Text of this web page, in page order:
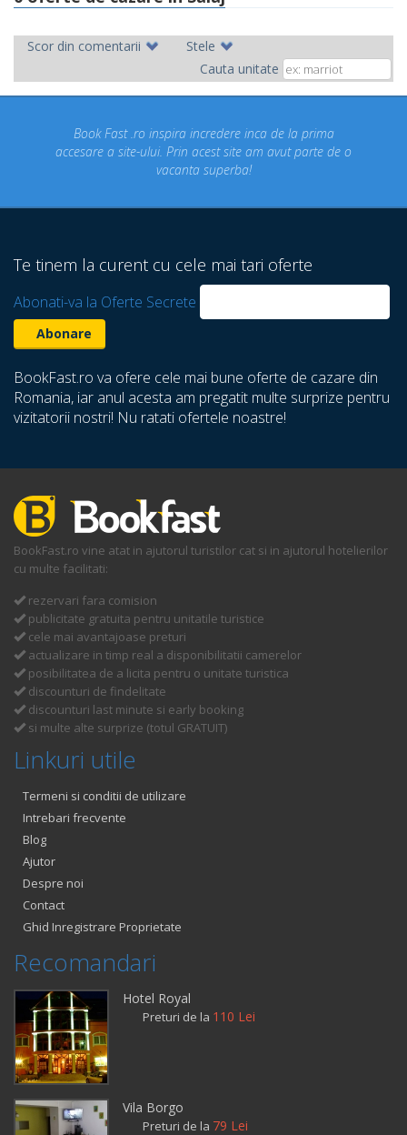
Scor din comentarii
Stele
Cauta unitate
Fast .ro inspira incredere inca de la prima
a site-ului. Prin acest site am avut parte de o
vacanta superba!
Te tinem la curent cu cele mai tari oferte
Abonati-va la Oferte Secrete
BookFast.ro va ofere cele mai bune oferte de cazare din
Romania, iar anul acesta am pregatit multe surprize pentru
vizitatorii nostri! Nu ratati ofertele noastre!
BookFast.ro vine atat in ajutorul turistilor cat si in ajutorul hotelierilor
cu multe facilitati:
rezervari fara comision
publicitate gratuita pentru unitatile turistice
cele mai avantajoase preturi
actualizare in timp real a disponibilitatii camerelor
posibilitatea de a licita pentru o unitate turistica
discounturi de findelitate
discounturi last minute si early booking
si multe alte surprize (totul GRATUIT)
Linkuri utile
Termeni si conditii de utilizare
Intrebari frecvente
Blog
Ajutor
Despre noi
Contact
Ghid Inregistrare Proprietate
Recomandari
Hotel Royal
Preturi de la 110 Lei
Vila Borgo
Preturi de la 79 Lei